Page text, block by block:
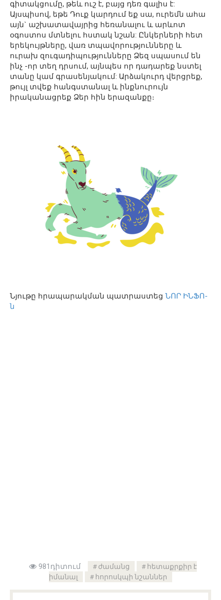
գիտակցումը, թեև ուշ է, բայց դեռ գալիս է:
Այսպիսով, եթե Դուք կարդում եք սա, ուրեմն ահա
այն` աշխատավայրից հեռանալու և արևոտ
օգոստոս մտնելու հստակ նշան: Ընկերների հետ
երեկույթները, վառ տպավորությունները և
ուրախ զուգադիպությունները Ձեզ սպասում են
ինչ -որ տեղ դրսում, այնպես որ դադարեք նստել
տանը կամ գրասենյակում: Արձակուրդ վերցրեք,
թույլ տվեք հանգստանալ և ինքնուրույն
իրականացրեք Ձեր հին երազանքը։
Նյութը հրապարակման պատրաստեց ՆՈՐ ԻՆՖՈ-
ն
981դիտում ժամանց
հետաքրքիր է
իմանալ
հորոսկպի նշաններ